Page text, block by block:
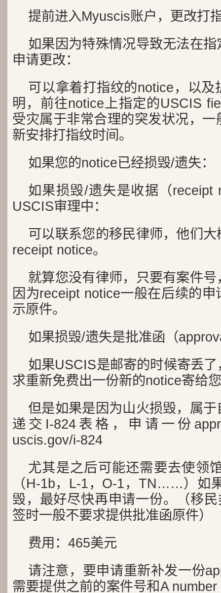
提前进入Myuscis账户，更改打
如果因为特殊情况导致无法在
申请更改：
可以拿着打指纹的notice，以及
明，前往notice上指定的USCIS
受灾属于非常合理的突发状况，
新安排打指纹时间。
如果您的notice已经损毁/遗失：
如果损毁/遗失是收据（receipt
USCIS审理中：
可以联系您的移民律师，他们
receipt notice。
就算您没有律师，只要有案件
因为receipt notice一般在后续的
示原件。
如果损毁/遗失是批准函（
如果USCIS是邮寄的时候寄丢
求重新免费出一份新的notice寄给
但是如果是因为山火损毁，属
递交I-824表格，申请一份
uscis.gov/i-824
尤其是之后可能还需要去使领
（H-1b，L-1，O-1，TN……）如
毁，最好尽快再申请一份。（移
签时一般不要求提供批准函原件）
费用：465美元
请注意，要申请重新补发一份
需要提供之前的案件号和A